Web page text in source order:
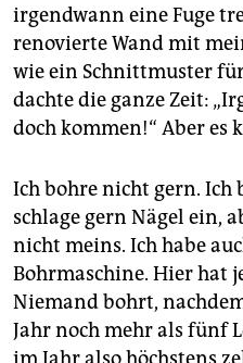
irgendwann eine Fuge
renovierte Wand mit
wie ein Schnittmuster
dachte die ganze Zeit:
doch kommen!“ Aber es
Ich bohre nicht gern.
schlage gern Nägel ein,
nicht meins. Ich habe
Bohrmaschine. Hier hat
Niemand bohrt,
Jahr noch mehr als fünf